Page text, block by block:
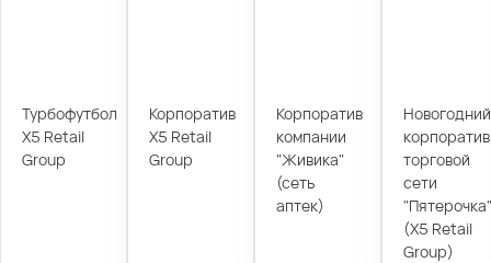
Турбофутбол
X5 Retail
Group
Корпоратив
X5 Retail
Group
Корпоратив
компании
"Живика"
(сеть
аптек)
Новогодний
корпоратив
торговой
сети
"Пятерочка"
(X5 Retail
Group)